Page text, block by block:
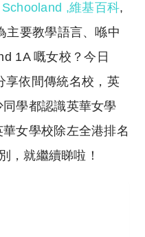
p
y
Li
n
k
at
s
A
p
p
Schooland ,維基百科,
主要教學語言、喺中
1A 嘅女校？今日
享依間傳統名校，英
學都認識英華女學
女學校除左全港排名
，就繼續睇啦！